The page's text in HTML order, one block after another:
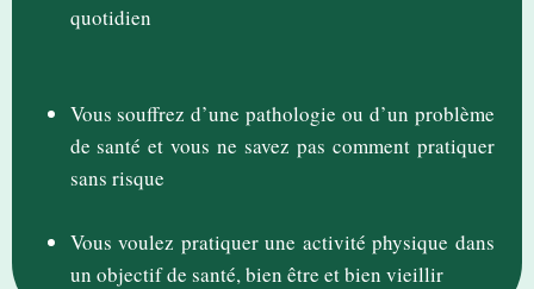
quotidien
Vous souffrez d’une pathologie ou d’un problème
de santé et vous ne savez pas comment pratiquer
sans risque
Vous voulez pratiquer une activité physique dans
un objectif de santé, bien être et bien vieillir